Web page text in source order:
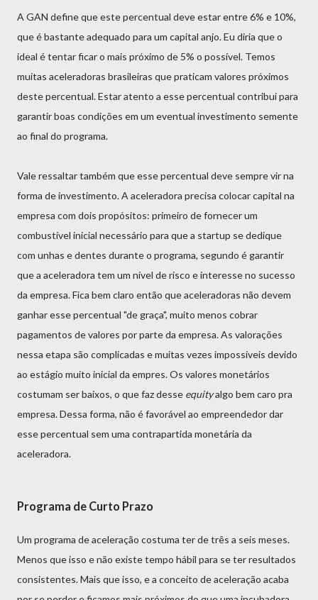
A GAN define que este percentual deve estar entre 6% e 10%,
que é bastante adequado para um capital anjo. Eu diria que o
ideal é tentar ficar o mais próximo de 5% o possível. Temos
muitas aceleradoras brasileiras que praticam valores próximos
deste percentual. Estar atento a esse percentual contribui para
garantir boas condições em um eventual investimento semente
ao final do programa.
Vale ressaltar também que esse percentual deve sempre vir na
forma de investimento. A aceleradora precisa colocar capital na
empresa com dois propósitos: primeiro de fornecer um
combustível inicial necessário para que a startup se dedique
com unhas e dentes durante o programa, segundo é garantir
que a aceleradora tem um nível de risco e interesse no sucesso
da empresa. Fica bem claro então que aceleradoras não devem
ganhar esse percentual "de graça", muito menos cobrar
pagamentos de valores por parte da empresa. As valorações
nessa etapa são complicadas e muitas vezes impossíveis devido
ao estágio muito inicial da empres. Os valores monetários
costumam ser baixos, o que faz desse equityalgo bem caro pra
empresa. Dessa forma, não é favorável ao empreendedor dar
esse percentual sem uma contrapartida monetária da
aceleradora.
Programa de Curto Prazo
Um programa de aceleração costuma ter de três a seis meses.
Menos que isso e não existe tempo hábil para se ter resultados
consistentes. Mais que isso, e a conceito de aceleração acaba